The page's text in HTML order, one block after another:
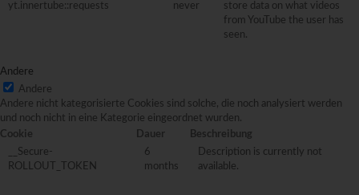
yt.innertube::requests never
store data on what videos
from YouTube the user has
seen.
Andere
Andere
Andere nicht kategorisierte Cookies sind solche, die noch analysiert werden
und noch nicht in eine Kategorie eingeordnet wurden.
Cookie Dauer Beschreibung
__Secure-
ROLLOUT_TOKEN
6
months
Description is currently not
available.